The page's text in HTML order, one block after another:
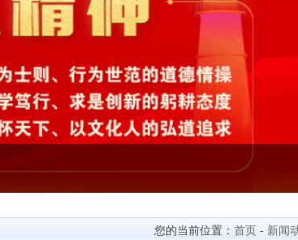
您的当前位置： 首页 - 新闻